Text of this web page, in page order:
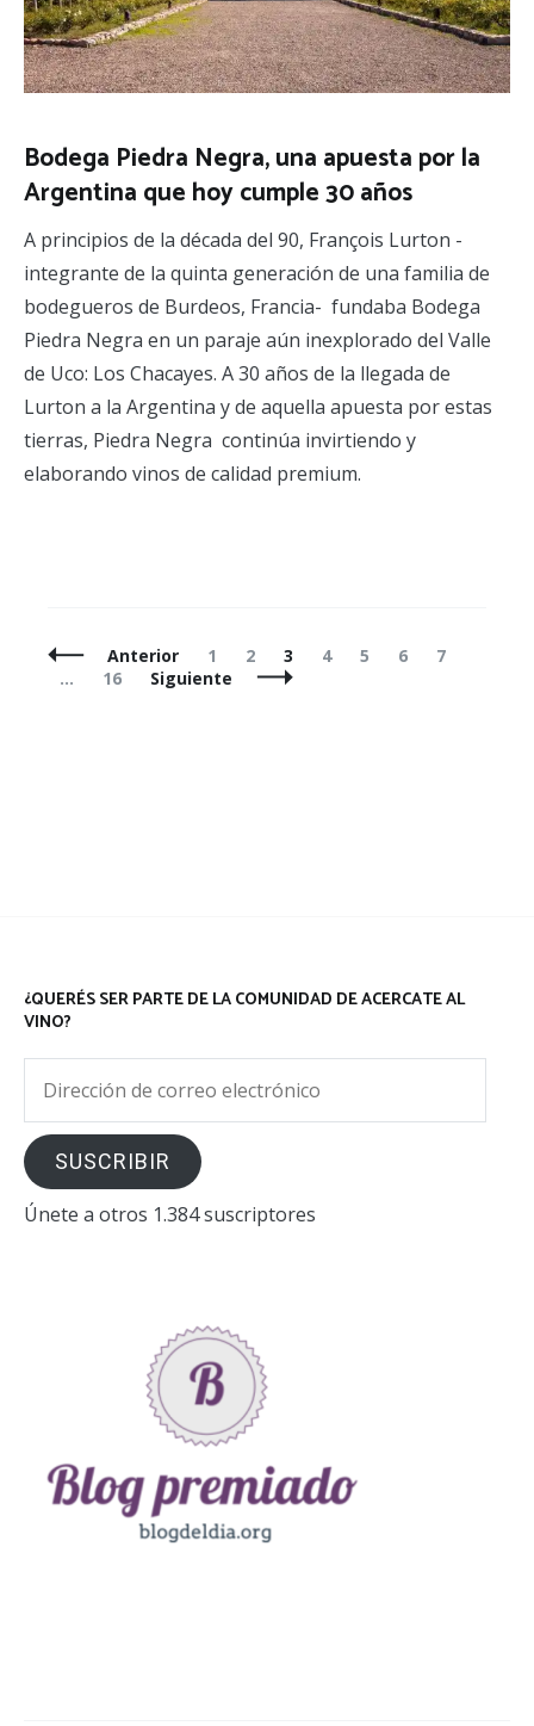
Bodega Piedra Negra, una apuesta por la
Argentina que hoy cumple 30 años
A principios de la década del 90, François Lurton -
integrante de la quinta generación de una familia de
bodegueros de Burdeos, Francia- fundaba Bodega
Piedra Negra en un paraje aún inexplorado del Valle
de Uco: Los Chacayes. A 30 años de la llegada de
Lurton a la Argentina y de aquella apuesta por estas
tierras, Piedra Negra continúa invirtiendo y
elaborando vinos de calidad premium.
NavegaciónAnterior Página
1 Página
2 Página
3 Página
4 Página
5 Página
6 Página
7
…
Página
16 Siguiente
¿QUERÉS SER PARTE DE LA COMUNIDAD DE ACERCATE AL
VINO?
correo
electrónico
SUSCRIBIR
Únete a otros 1.384 suscriptores